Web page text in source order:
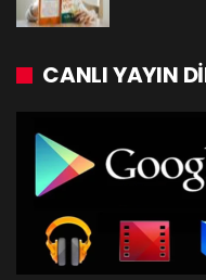
CANLI YAYIN